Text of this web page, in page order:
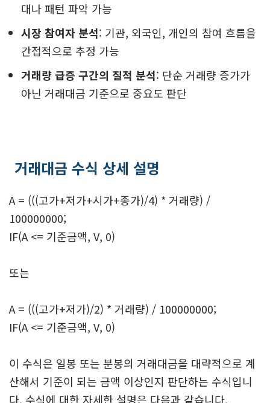
대나 패턴 파악 가능
시장 참여자 분석: 기관, 외국인, 개인의 참여 흐름을
간접적으로 추정 가능
거래량 급증 구간의 질적 분석: 단순 거래량 증가가
아닌 거래대금 기준으로 중요도 판단
거래대금 수식 상세 설명
A = (((고가+저가+시가+종가)/4) * 거래량) /
100000000;
IF(A <= 기준금액, V, 0)
또는
A = (((고가+저가)/2) * 거래량) / 100000000;
IF(A <= 기준금액, V, 0)
이 수식은 일봉 또는 분봉의 거래대금을 대략적으로 계
산해서 기준이 되는 금액 이상인지 판단하는 수식입니
다. 수식에 대한 자세한 설명은 다음과 같습니다.